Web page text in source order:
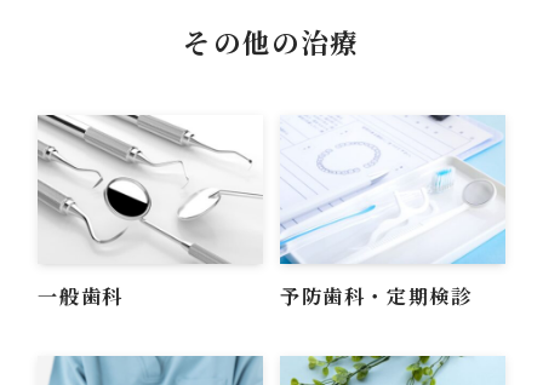
その他の治療
一般歯科 予防歯科・定期検診